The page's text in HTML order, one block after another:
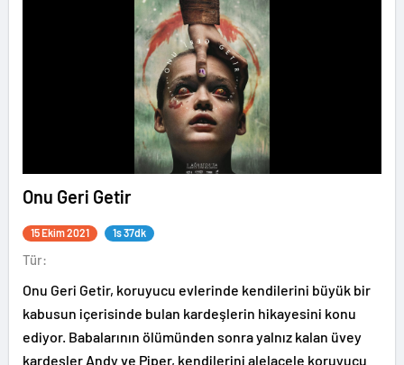
Onu Geri Getir
15 Ekim 2021 1s 37dk
Tür:
Onu Geri Getir, koruyucu evlerinde kendilerini büyük bir
kabusun içerisinde bulan kardeşlerin hikayesini konu
ediyor. Babalarının ölümünden sonra yalnız kalan üvey
kardeşler Andy ve Piper, kendilerini alelacele koruyucu